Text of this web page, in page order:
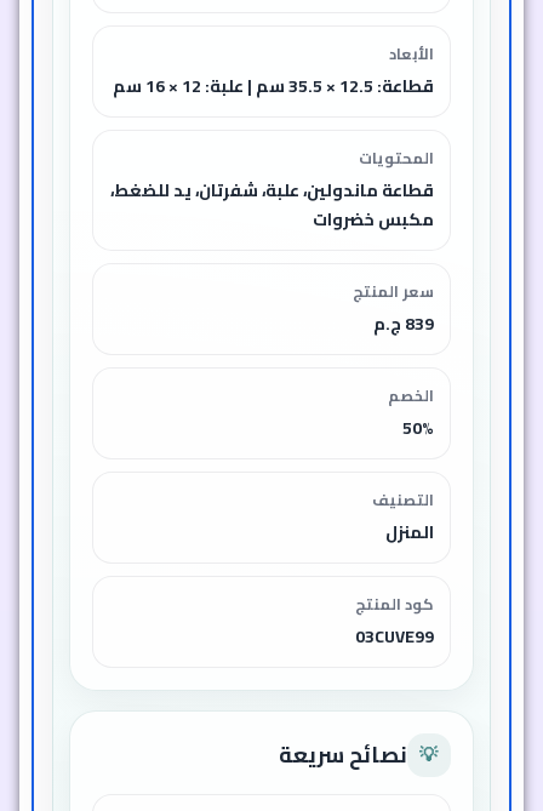
الأبعاد
قطاعة: 12.5 × 35.5 سم | علبة: 12 × 16 سم
المحتويات
قطاعة ماندولين، علبة، شفرتان، يد للضغط،
مكبس خضروات
سعر المنتج
839 ج.م
الخصم
50%
التصنيف
المنزل
كود المنتج
03CUVE99
💡 نصائح سريعة